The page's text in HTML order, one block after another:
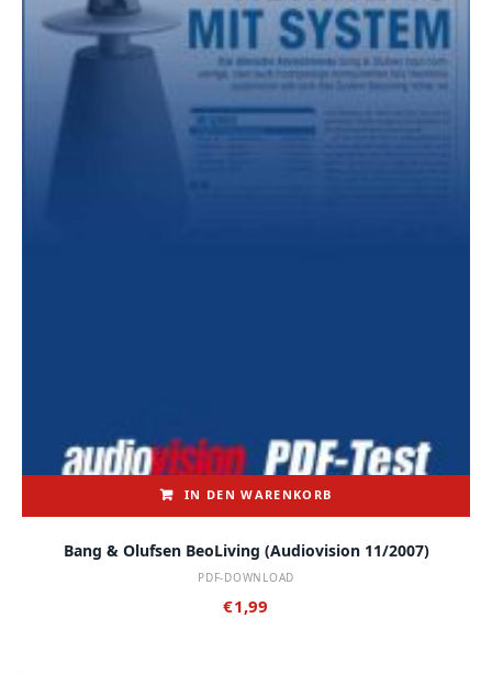
IN DEN WARENKORB
Bang & Olufsen BeoLiving (audiovision 11/2007)
PDF-DOWNLOAD
€1,99